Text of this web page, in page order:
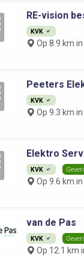
RE-vision
KVK
Op 8.9 km
Peeters
KVK
Op 9.3 km in
Elektro
KVK
Op 9.6 km in
van de Pas
KVK
Op 12.1 km